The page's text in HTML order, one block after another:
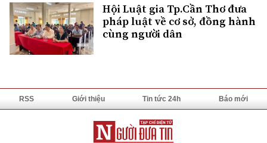
Hội Luật gia Tp.Cần Thơ đưa
pháp luật về cơ sở, đồng hành
cùng người dân
RSS Giới thiệu Tin tức 24h Báo mới